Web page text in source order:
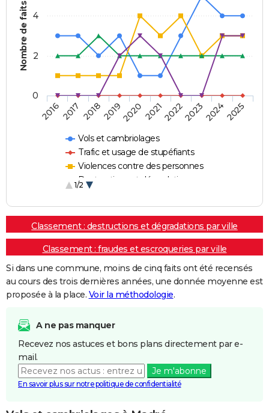
Nombre de faits
Vols et cambriolages
Trafic et usage de stupéfiants
Violences contre des personnes
Destructions et dégradations
1/2
20162017 20182019202020212022202320242025
0
2
4
Classement : destructions et dégradations par ville
Classement : fraudes et escroqueries par ville
Si dans une commune, moins de cinq faits ont été recensés
au cours des trois dernières années, une donnée moyenne est
proposée à la place. Voir la méthodologie.
A ne pas manquer
Recevez nos astuces et bons plans directement par e-
mail.
Je m'abonne
En savoir plus sur notre politique de confidentialité